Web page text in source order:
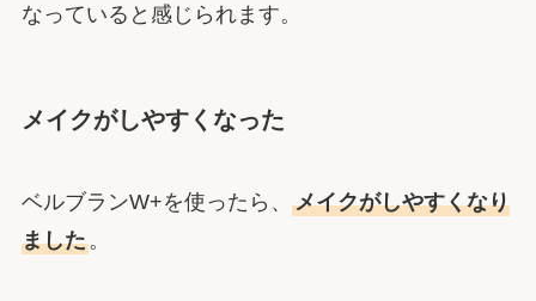
なっていると感じられます。
メイクがしやすくなった
ベルブランW+を使ったら、 メイクがしやすくなり
ました。